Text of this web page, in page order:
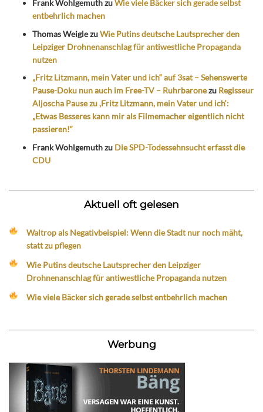
Frank WohlgemuthzuWie viele Bäcker sich gerade selbst
entbehrlich machen
Thomas WeiglezuWie Putins deutsche Lautsprecher den
Leipziger Drohnenanschlag für antiwestliche Propaganda
nutzen
„Fritz Litzmann, mein Vater und ich“ auf 3sat – Sehenswerte
Pause-Doku nun auch im Free-TV – Ruhrbaronezu Regisseur
Aljoscha Pause zu ‚Fritz Litzmann, mein Vater und ich‘:
„Etwas Besseres kann mir als Filmemacher eigentlich nicht
passieren!“
Frank Wohlgemuthzu Die SPD-Todessehnsucht erfasst die
CDU
Aktuell oft gelesen
Waltrop als Negativbeispiel: Wenn die Stadt nur noch mäht,
statt zu pflegen
Wie Putins deutsche Lautsprecher den Leipziger
Drohnenanschlag für antiwestliche Propaganda nutzen
Wie viele Bäcker sich gerade selbst entbehrlich machen
Werbung